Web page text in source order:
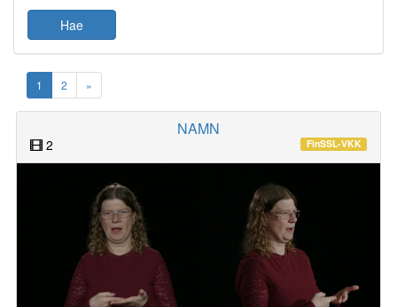
Hae
1 2 »
NAMN
2 FinSSL-VKK